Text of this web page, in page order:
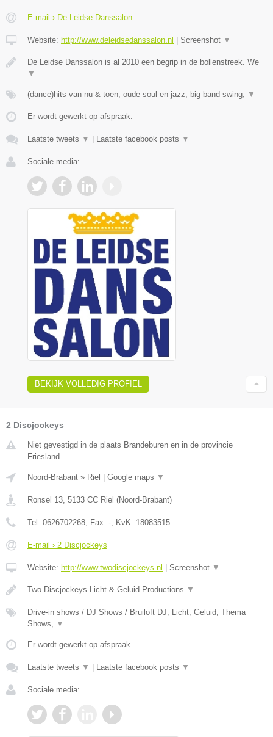
E-mail › De Leidse Danssalon
Website: http://www.deleidsedanssalon.nl Screenshot ▼
De Leidse Danssalon is al 2010 een begrip in de bollenstreek. We
▼
(dance)hits van nu & toen, oude soul en jazz, big band swing, ▼
Er wordt gewerkt op afspraak.
Laatste tweets ▼ Laatste facebook posts ▼
Sociale media:
BEKIJK VOLLEDIG PROFIEL
2 Discjockeys
Niet gevestigd in de plaats Brandeburen en in de provincie
Friesland.
Noord-Brabant » Riel Google maps ▼
Ronsel 13, 5133 CC Riel (Noord-Brabant)
Tel: 0626702268, Fax: -, KvK: 18083515
E-mail › 2 Discjockeys
Website: http://www.twodiscjockeys.nl Screenshot ▼
Two Discjockeys Licht & Geluid Productions ▼
Drive-in shows / DJ Shows / Bruiloft DJ, Licht, Geluid, Thema
Shows, ▼
Er wordt gewerkt op afspraak.
Laatste tweets ▼ Laatste facebook posts ▼
Sociale media: